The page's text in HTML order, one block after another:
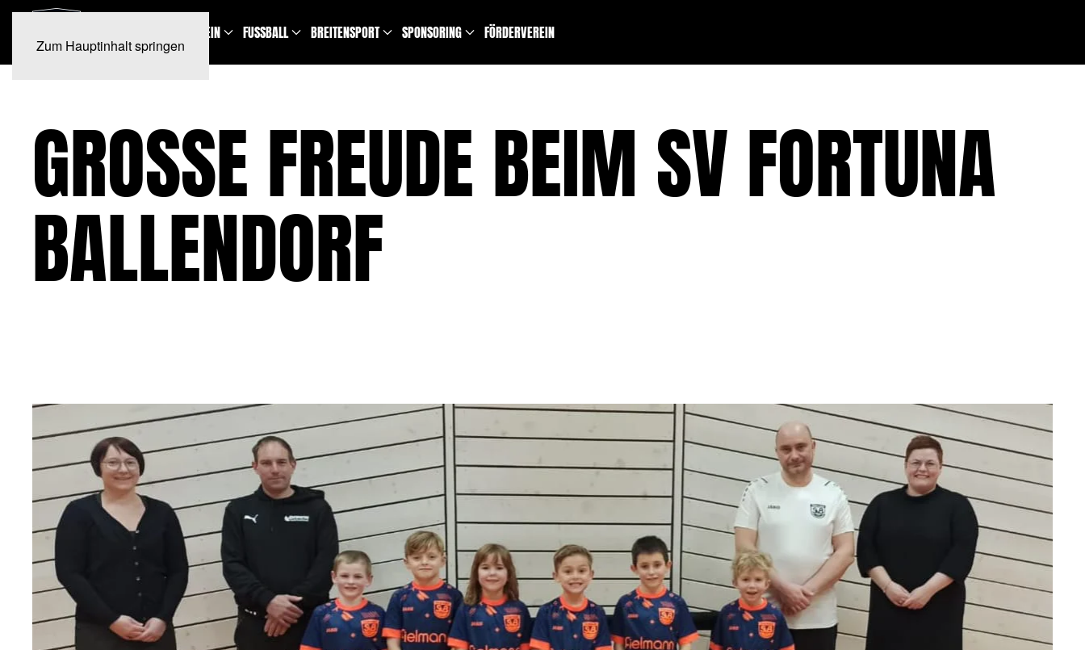
Zum Hauptinhalt springen
VEREIN FUSSBALL BREITENSPORT SPONSORING FÖRDERVEREIN
GROSSE FREUDE BEIM SV FORTUNA B
ALLENDORF